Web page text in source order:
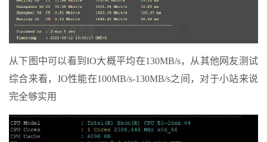
从下图中可以看到IO大概平均在130MB/s，从其他网友测试
综合来看，IO性能在100MB/s-130MB/s之间，对于小站来说
完全够实用